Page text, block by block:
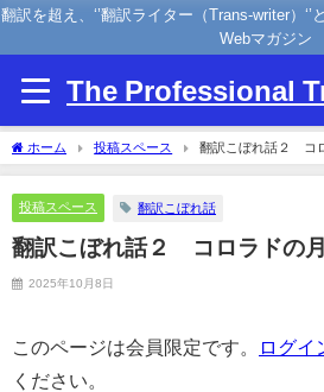
翻訳を超え、‘’翻訳ライター（Trans-writer）‘’
Webマガジン
The Professional
ホーム 投稿スペース 翻訳こぼれ話２ コ
投稿スペース 翻訳こぼれ話
翻訳こぼれ話２ コロラドの月
2025年10月8日
このページは会員限定です。 ログイ
ください。